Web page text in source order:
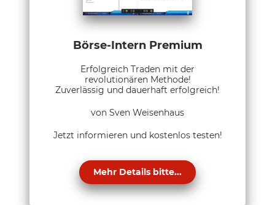
Börse-Intern Premium
Erfolgreich Traden mit der
revolutionären Methode!
Zuverlässig und dauerhaft erfolgreich!
von Sven Weisenhaus
Jetzt informieren und kostenlos testen!
Mehr Details bitte...